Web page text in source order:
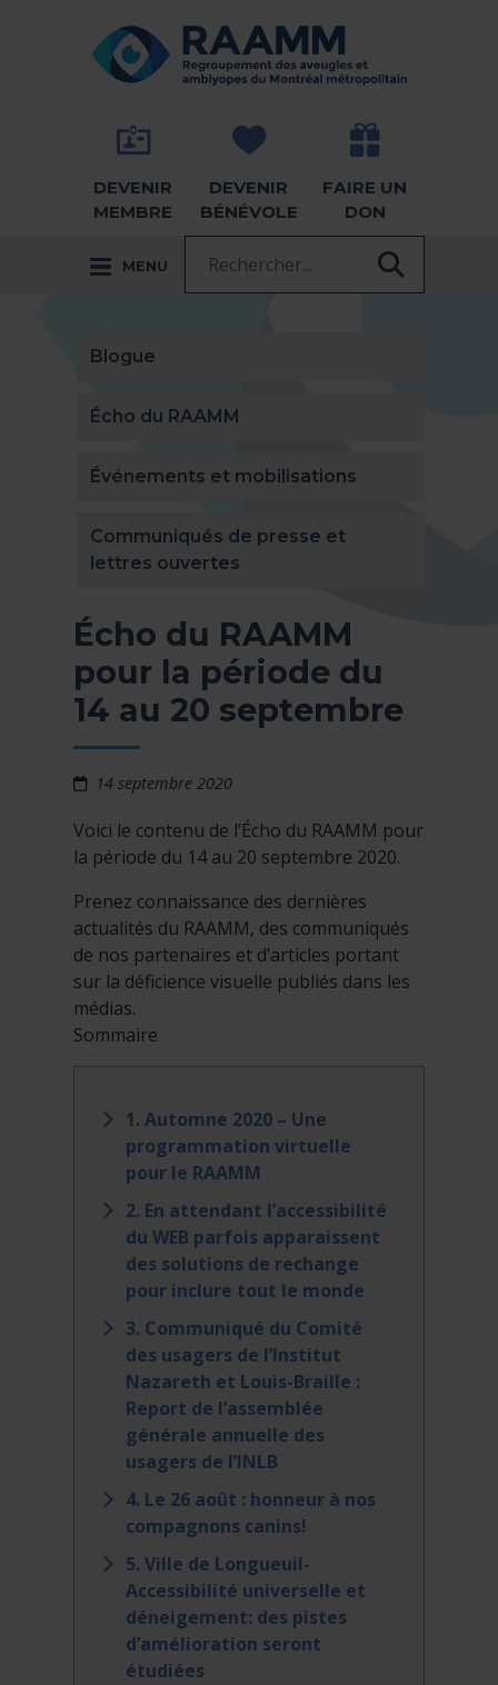
RETOUR À LA PAGE D'ACCUEIL -
DEVENIR
MEMBRE
DEVENIR
BÉNÉVOLE
FAIRE UN
DON
MENU
Blogue
Écho du RAAMM
Événements et mobilisations
Communiqués de presse et
lettres ouvertes
Écho du RAAMM
pour la période du
14 au 20 septembre
14 septembre 2020
Voici le contenu de l’Écho du RAAMM pour
la période du 14 au 20 septembre 2020.
Prenez connaissance des dernières
actualités du RAAMM, des communiqués
de nos partenaires et d’articles portant
sur la déficience visuelle publiés dans les
médias.
Sommaire
1. Automne 2020 – Une
programmation virtuelle
pour le RAAMM
2. En attendant l’accessibilité
du WEB parfois apparaissent
des solutions de rechange
pour inclure tout le monde
3. Communiqué du Comité
des usagers de l’Institut
Nazareth et Louis-Braille :
Report de l’assemblée
générale annuelle des
usagers de l’INLB
4. Le 26 août : honneur à nos
compagnons canins!
5. Ville de Longueuil-
Accessibilité universelle et
déneigement: des pistes
d’amélioration seront
étudiées